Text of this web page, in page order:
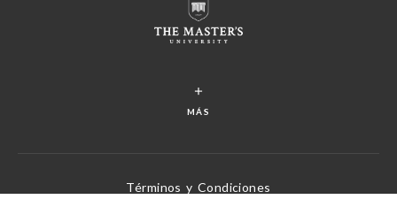
MÁS
Términos y Condiciones